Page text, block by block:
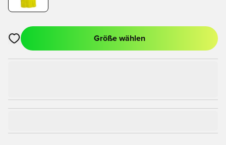
Öffnet ein Fenster zum Anmelden oder Registrieren als
Größe wählen